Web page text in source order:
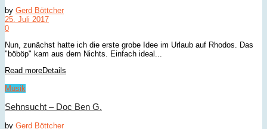
by Gerd Böttcher
25. Juli 2017
0
Nun, zunächst hatte ich die erste grobe Idee im Urlaub auf Rhodos. Das
"böböp" kam aus dem Nichts. Einfach ideal...
Read moreDetails
Musik
Sehnsucht – Doc Ben G.
by Gerd Böttcher